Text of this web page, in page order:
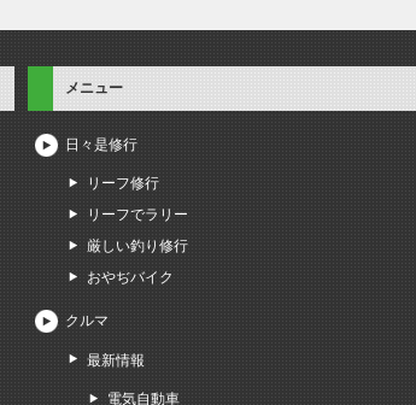
メニュー
日々是修行
リーフ修行
リーフでラリー
厳しい釣り修行
おやぢバイク
クルマ
最新情報
電気自動車